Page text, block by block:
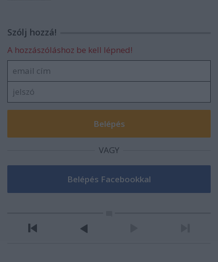
Szólj hozzá!
A hozzászóláshoz be kell lépned!
VAGY